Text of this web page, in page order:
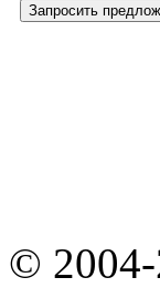
Запросить
©